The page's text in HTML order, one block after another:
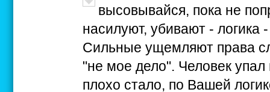
высовывайся, пока не
насилуют, убивают - логика
Сильные ущемляют права
"не мое дело". Человек
плохо стало, по Вашей